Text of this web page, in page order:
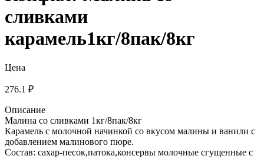
сливками
карамель1кг/8пак/8кг
Цена
276.1 ₽
Описание
Малина со сливками 1кг/8пак/8кг
Карамель с молочной начинкой со вкусом малины и ванили с
добавлением малинового пюре.
Состав: сахар-песок,патока,консервы молочные сгущенные с